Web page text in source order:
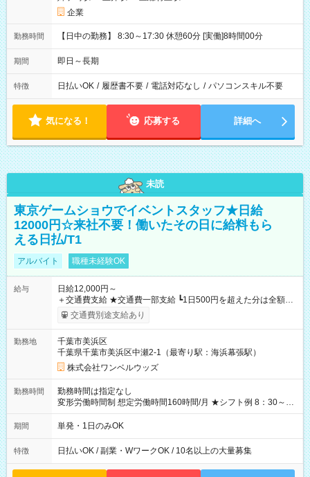
企業
勤務時間 【日中の勤務】 8:30～17:30 休憩60分 [実働]8時間00分
期間 即日～長期
特徴 日払いOK / 履歴書不要 / 電話対応なし / パソコンスキル不要
気になる！ 応募する 詳細へ
未読
東京ゲームショウでイベントスタッフ★日給
12000円☆来社不要！働いたその日に給料もら
える日払/T1
アルバイト 職種未経験OK
給与
日給12,000円～
＋交通費支給 ★交通費一部支給 ┗1日500円を超えた分は全額支
給！ ※往復500円以内の方は自己負担となります ★日払いOK！
（規定あり） ┗働いたその日に現金GET♪ お仕事後はコンビニ
なし
交通費別途支給あり
勤務地
千葉市美浜区
千葉県千葉市美浜区中瀬2-1（最寄り駅：海浜幕張駅）
株式会社ワンベルウッズ
勤務時間
勤務時間は指定なし
変形労働時間制 想定労働時間160時間/月 ★シフト例 8：30～
19：00
期間 単発・1日のみOK
特徴 日払いOK / 副業・WワークOK / 10名以上の大量募集